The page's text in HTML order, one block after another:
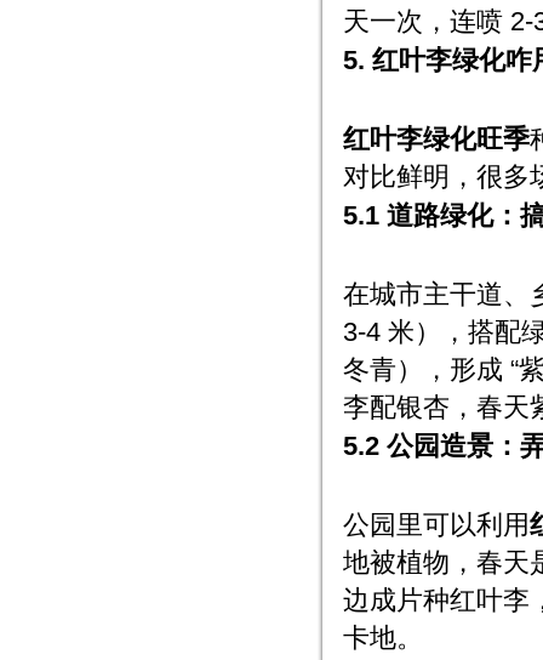
天一次，连喷 2-
5. 红叶李绿化咋
红叶李绿化旺季
对比鲜明，很多
5.1 道路绿化：
在城市主干道、
3-4 米），搭配
冬青），形成 “
李配银杏，春天
5.2 公园造景：
公园里可以利用
地被植物，春天
边成片种红叶李
卡地。